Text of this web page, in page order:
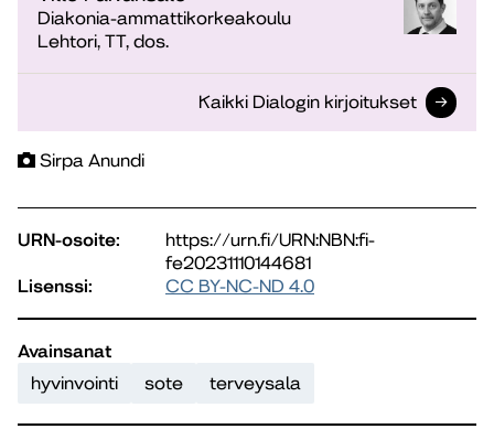
Diakonia-ammattikorkeakoulu
Lehtori, TT, dos.
Kaikki Dialogin kirjoitukset
Sirpa Anundi
URN-osoite:
https://urn.fi/URN:NBN:fi-
fe20231110144681
Lisenssi:
CC BY-NC-ND 4.0
Avainsanat
hyvinvointi
sote terveysala